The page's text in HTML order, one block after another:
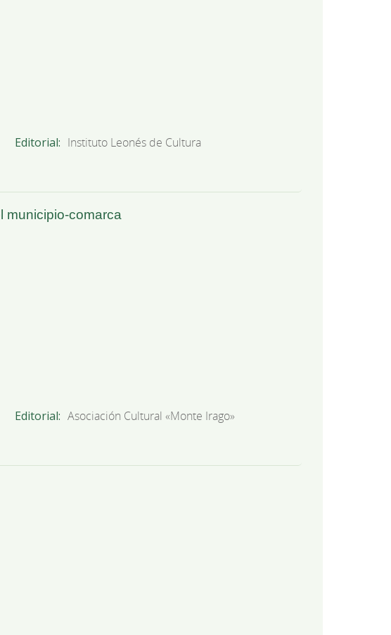
Editorial
Instituto Leonés de Cultura
municipio-comarca
Editorial
Asociación Cultural «Monte Irago»